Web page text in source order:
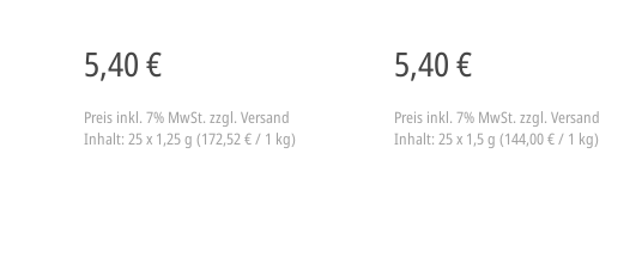
5,40 €
Preis inkl. 7% MwSt. zzgl. Versand
Inhalt: 25 x 1,25 g (172,52 € / 1 kg)
5,40 €
Preis inkl. 7% MwSt. zzgl. Versand
Inhalt: 25 x 1,5 g (144,00 € / 1 kg)